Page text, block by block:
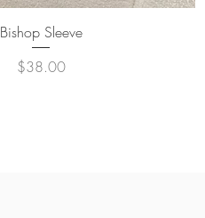
クイックビュー
Bishop Sleeve
価格
$38.00